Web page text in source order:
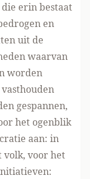
erin bestaat
en
uit de
waarvan
worden
gespannen,
het ogenblik
aan: in
volk, voor het